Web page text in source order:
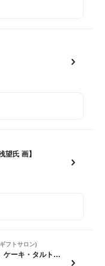
望氏 画】
フトサロン)
WEBカタログ 銀座千疋屋 ケーキ・タルトなどをセレクト